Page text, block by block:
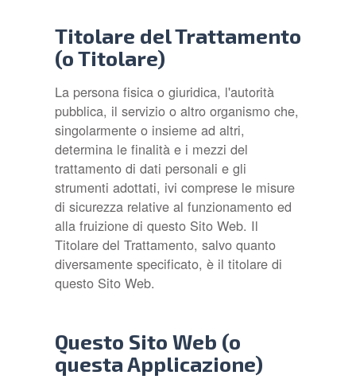
Titolare del Trattamento
(o Titolare)
La persona fisica o giuridica, l'autorità
pubblica, il servizio o altro organismo che,
singolarmente o insieme ad altri,
determina le finalità e i mezzi del
trattamento di dati personali e gli
strumenti adottati, ivi comprese le misure
di sicurezza relative al funzionamento ed
alla fruizione di questo Sito Web. Il
Titolare del Trattamento, salvo quanto
diversamente specificato, è il titolare di
questo Sito Web.
Questo Sito Web (o
questa Applicazione)